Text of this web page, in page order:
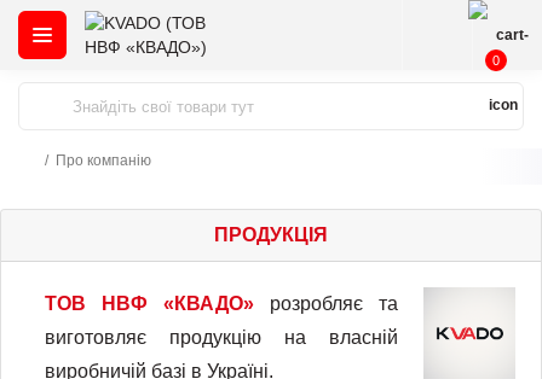
0
Про компанію
ПРОДУКЦІЯ
ТОВ НВФ «КВАДО» розробляє та
виготовляє продукцію на власній
виробничій базі в Україні.